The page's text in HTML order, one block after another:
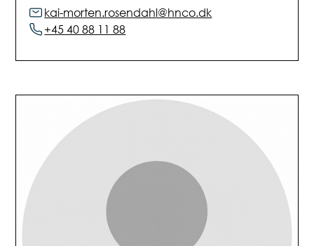
kai-morten.rosendahl@hnco.dk
+45 40 88 11 88